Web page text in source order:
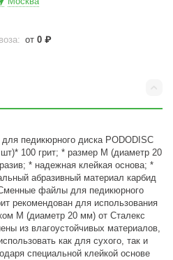
: от0 ₽
педикюрного диска PODODISC
100 грит; * размер M (диаметр 20
* надежная клейкая основа; *
абразивный материал карбид
файлы для педикюрного
рекомендован для использования
M (диаметр 20 мм) от Сталекс
из влагоустойчивых материалов,
как для сухого, так и
специальной клейкой основе